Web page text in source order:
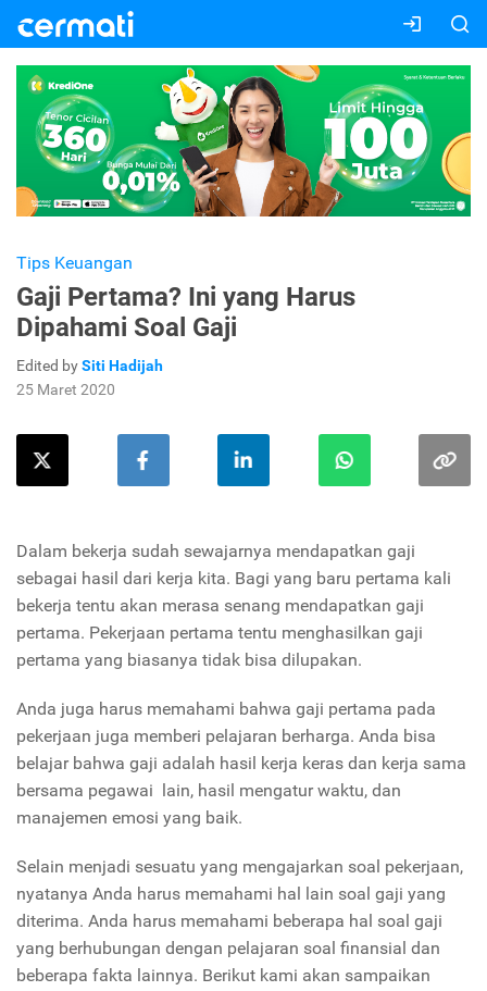
Tips Keuangan
Gaji Pertama? Ini yang Harus
Dipahami Soal Gaji
Edited bySiti Hadijah
25 Maret 2020
Dalam bekerja sudah sewajarnya mendapatkan gaji
sebagai hasil dari kerja kita. Bagi yang baru pertama kali
bekerja tentu akan merasa senang mendapatkan gaji
pertama. Pekerjaan pertama tentu menghasilkan gaji
pertama yang biasanya tidak bisa dilupakan.
Anda juga harus memahami bahwa gaji pertama pada
pekerjaan juga memberi pelajaran berharga. Anda bisa
belajar bahwa gaji adalah hasil kerja keras dan kerja sama
bersama pegawai lain, hasil mengatur waktu, dan
manajemen emosi yang baik.
Selain menjadi sesuatu yang mengajarkan soal pekerjaan,
nyatanya Anda harus memahami hal lain soal gaji yang
diterima. Anda harus memahami beberapa hal soal gaji
yang berhubungan dengan pelajaran soal finansial dan
beberapa fakta lainnya. Berikut kami akan sampaikan